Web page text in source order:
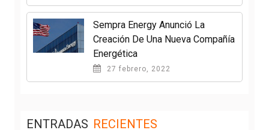
Sempra Energy Anunció La
Creación De Una Nueva Compañía
Energética
27 febrero, 2022
ENTRADAS RECIENTES